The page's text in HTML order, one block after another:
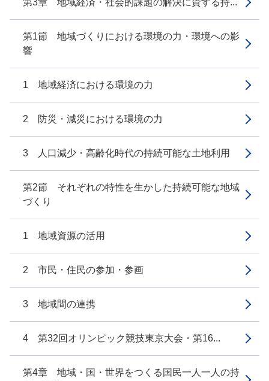
第3章 地域経済・社会的課題の解決に資する持...
第1節 地域づくりにおける環境の力・環境への影
響
1 地域経済における環境の力
2 防災・減災における環境の力
3 人口減少・高齢化時代の持続可能な土地利用
第2節 それぞれの特性を生かした持続可能な地域
づくり
1 地域資源の活用
2 市民・住民の参加・参画
3 地域間の連携
4 第32回オリンピック競技東京大会・第16...
第4章 地域・国・世界をつくる国民一人一人の持